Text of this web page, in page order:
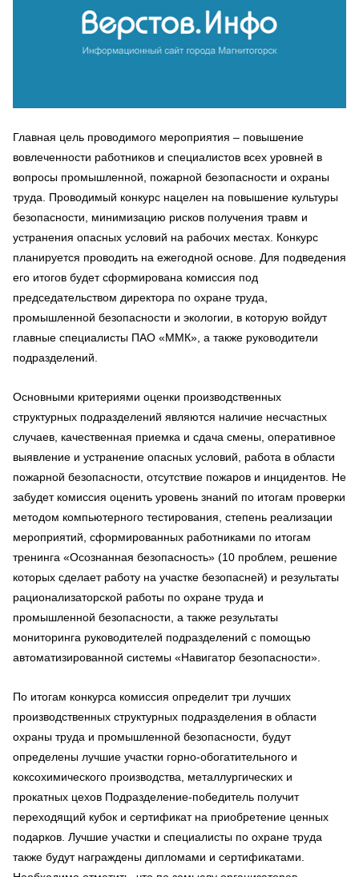
Главная цель проводимого мероприятия – повышение
вовлеченности работников и специалистов всех уровней в
вопросы промышленной, пожарной безопасности и охраны
труда. Проводимый конкурс нацелен на повышение культуры
безопасности, минимизацию рисков получения травм и
устранения опасных условий на рабочих местах. Конкурс
планируется проводить на ежегодной основе. Для подведения
его итогов будет сформирована комиссия под
председательством директора по охране труда,
промышленной безопасности и экологии, в которую войдут
главные специалисты ПАО «ММК», а также руководители
подразделений.
Основными критериями оценки производственных
структурных подразделений являются наличие несчастных
случаев, качественная приемка и сдача смены, оперативное
выявление и устранение опасных условий, работа в области
пожарной безопасности, отсутствие пожаров и инцидентов. Не
забудет комиссия оценить уровень знаний по итогам проверки
методом компьютерного тестирования, степень реализации
мероприятий, сформированных работниками по итогам
тренинга «Осознанная безопасность» (10 проблем, решение
которых сделает работу на участке безопасней) и результаты
рационализаторской работы по охране труда и
промышленной безопасности, а также результаты
мониторинга руководителей подразделений с помощью
автоматизированной системы «Навигатор безопасности».
По итогам конкурса комиссия определит три лучших
производственных структурных подразделения в области
охраны труда и промышленной безопасности, будут
определены лучшие участки горно-обогатительного и
коксохимического производства, металлургических и
прокатных цехов Подразделение-победитель получит
переходящий кубок и сертификат на приобретение ценных
подарков. Лучшие участки и специалисты по охране труда
также будут награждены дипломами и сертификатами.